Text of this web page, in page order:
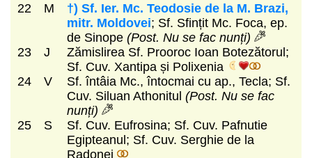
22 M
†) Sf. Ier. Mc. Teodosie de la M. Brazi,
mitr. Moldovei; Sf. Sfințit Mc. Foca, ep.
de Sinope (Post. Nu se fac nunți)
23
J
Zămislirea Sf. Prooroc Ioan Botezătorul;
Sf. Cuv. Xantipa și Polixenia
24
V
Sf. întâia Mc., întocmai cu ap., Tecla; Sf.
Cuv. Siluan Athonitul (Post. Nu se fac
nunți)
25
S
Sf. Cuv. Eufrosina; Sf. Cuv. Pafnutie
Egipteanul; Sf. Cuv. Serghie de la
Radonej